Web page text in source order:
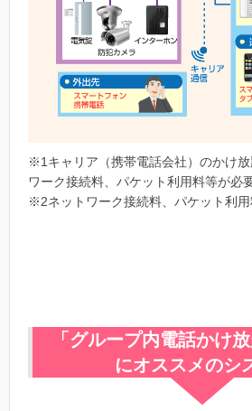
※1キャリア（携帯電話会社）のかけ
ワーク接続料、パケット利用料等が必
※2ネットワーク接続料、パケット利用
「グループ内電話かけ
にオススメのシ